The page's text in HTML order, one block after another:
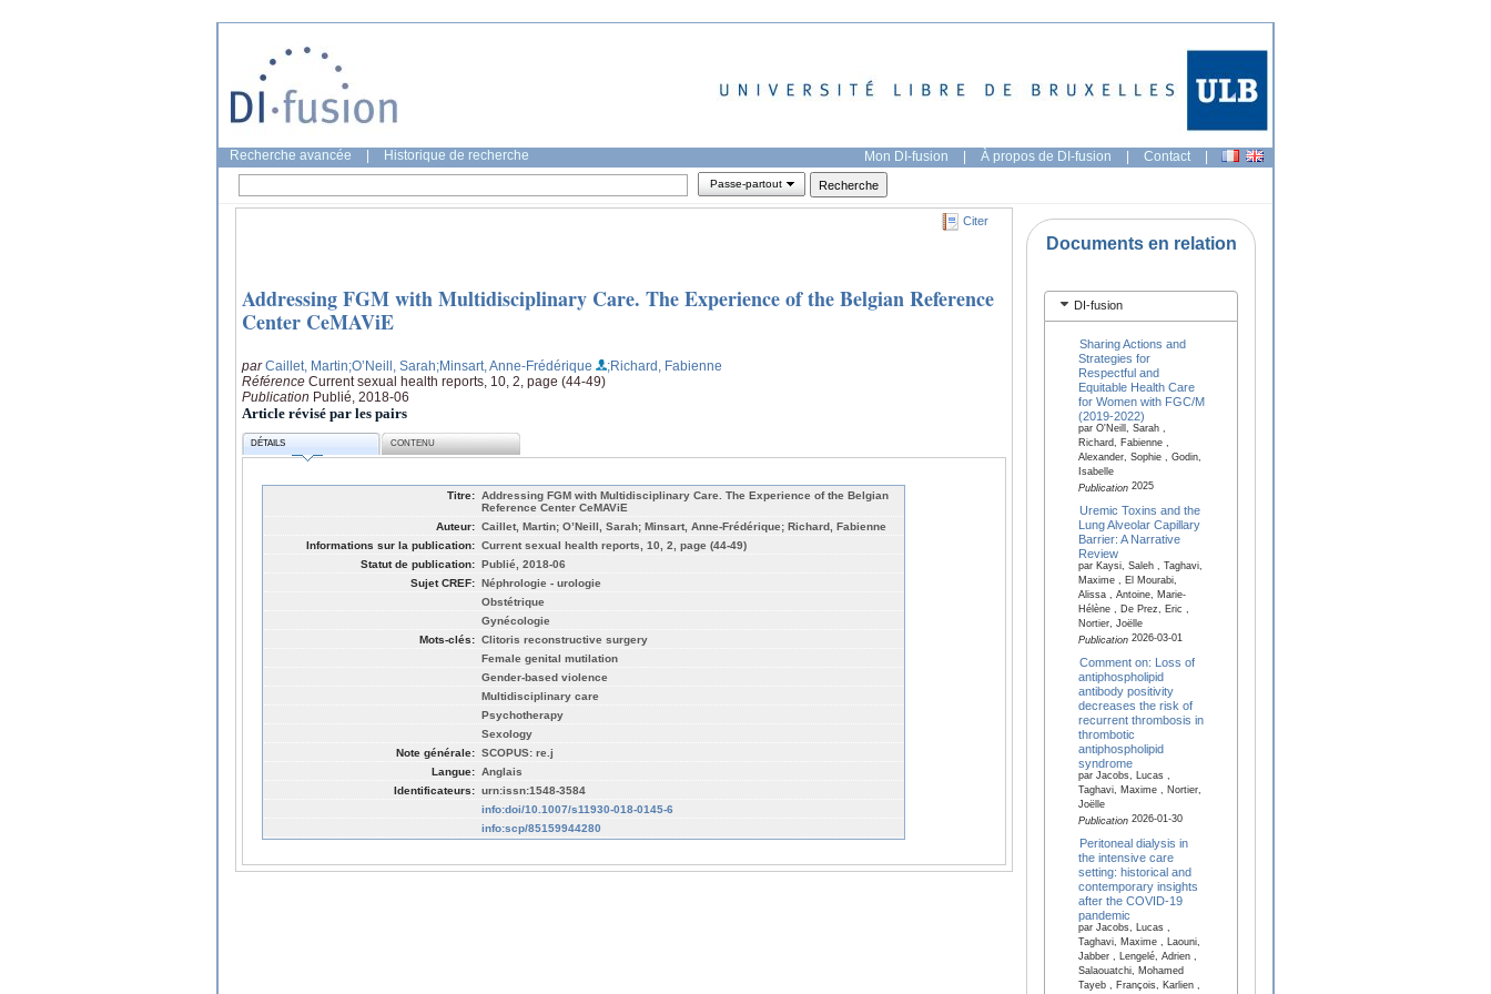
Recherche avancée Historique de recherche Mon DI-fusion | À propos de DI-fusion | Contact |
Passe-partout
Citer
Addressing FGM with Multidisciplinary Care. The Experience of the Belgian Reference
Center CeMAViE
parCaillet, Martin;O’Neill, Sarah;Minsart, Anne-Frédérique
;Richard, Fabienne
Référence Current sexual health reports, 10, 2, page (44-49)
Publication Publié, 2018-06
Article révisé par les pairs
DÉTAILS CONTENU
Titre: Addressing FGM with Multidisciplinary Care. The Experience of the Belgian
Reference Center CeMAViE
Auteur: Caillet, Martin; O’Neill, Sarah; Minsart, Anne-Frédérique; Richard, Fabienne
Informations sur la publication: Current sexual health reports, 10, 2, page (44-49)
Statut de publication: Publié, 2018-06
Sujet CREF: Néphrologie - urologie
Obstétrique
Gynécologie
Mots-clés: Clitoris reconstructive surgery
Female genital mutilation
Gender-based violence
Multidisciplinary care
Psychotherapy
Sexology
Note générale: SCOPUS: re.j
Langue: Anglais
Identificateurs: urn:issn:1548-3584
info:doi/10.1007/s11930-018-0145-6
info:scp/85159944280
Documents en relation
DI-fusion
Sharing Actions and
Strategies for
Respectful and
Equitable Health Care
for Women with FGC/M
(2019-2022)
par O'Neill, Sarah ,
Richard, Fabienne ,
Alexander, Sophie , Godin,
Isabelle
Publication2025
Uremic Toxins and the
Lung Alveolar Capillary
Barrier: A Narrative
Review
par Kaysi, Saleh , Taghavi,
Maxime , El Mourabi,
Alissa , Antoine, Marie-
Hélène , De Prez, Eric ,
Nortier, Joëlle
Publication2026-03-01
Comment on: Loss of
antiphospholipid
antibody positivity
decreases the risk of
recurrent thrombosis in
thrombotic
antiphospholipid
syndrome
par Jacobs, Lucas ,
Taghavi, Maxime , Nortier,
Joëlle
Publication2026-01-30
Peritoneal dialysis in
the intensive care
setting: historical and
contemporary insights
after the COVID-19
pandemic
par Jacobs, Lucas ,
Taghavi, Maxime , Laouni,
Jabber , Lengelé, Adrien ,
Salaouatchi, Mohamed
Tayeb , François, Karlien ,